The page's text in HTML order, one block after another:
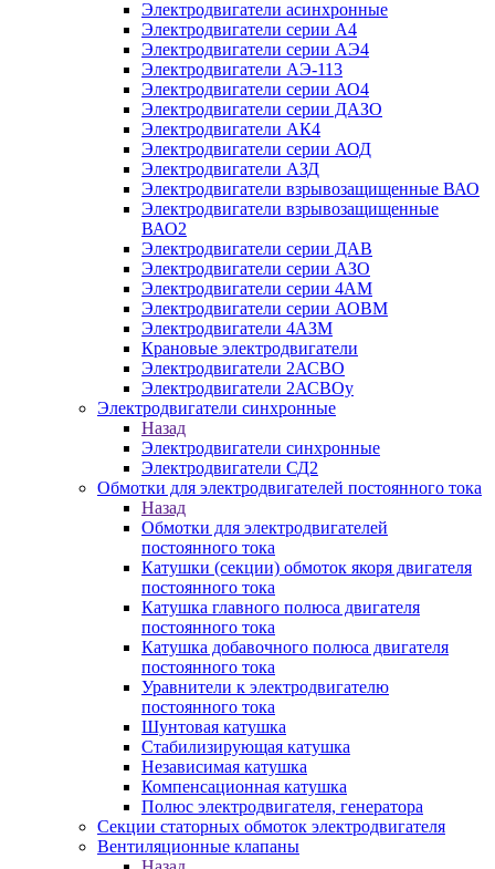
Электродвигатели асинхронные
Электродвигатели серии А4
Электродвигатели серии АЭ4
Электродвигатели АЭ-113
Электродвигатели серии АО4
Электродвигатели серии ДАЗО
Электродвигатели АК4
Электродвигатели серии АОД
Электродвигатели АЗД
Электродвигатели взрывозащищенные ВАО
Электродвигатели взрывозащищенные
ВАО2
Электродвигатели серии ДАВ
Электродвигатели серии АЗО
Электродвигатели серии 4АМ
Электродвигатели серии АОВМ
Электродвигатели 4АЗМ
Крановые электродвигатели
Электродвигатели 2АСВО
Электродвигатели 2АСВОу
Электродвигатели синхронные
Назад
Электродвигатели синхронные
Электродвигатели СД2
Обмотки для электродвигателей постоянного тока
Назад
Обмотки для электродвигателей
постоянного тока
Катушки (секции) обмоток якоря двигателя
постоянного тока
Катушка главного полюса двигателя
постоянного тока
Катушка добавочного полюса двигателя
постоянного тока
Уравнители к электродвигателю
постоянного тока
Шунтовая катушка
Стабилизирующая катушка
Независимая катушка
Компенсационная катушка
Полюс электродвигателя, генератора
Секции статорных обмоток электродвигателя
Вентиляционные клапаны